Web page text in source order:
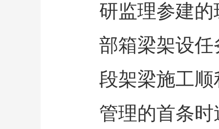
研监理参建
部箱梁架设
段架梁施工
管理的首条